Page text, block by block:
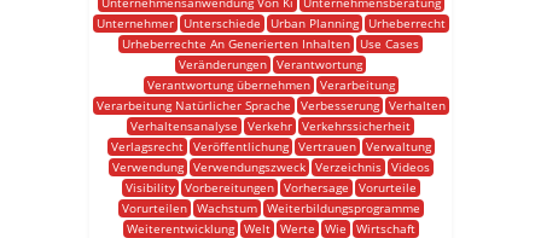
Unternehmer
Unterschiede Urban Planning
Urheberrecht
Urheberrechte An Generierten Inhalten
Use Cases
Veränderungen Verantwortung
Verantwortung übernehmen
Verarbeitung
Verarbeitung Natürlicher Sprache
Verbesserung
Verhalten
Verhaltensanalyse
Verkehr Verkehrssicherheit
Verlagsrecht
Veröffentlichung Vertrauen
Verwaltung
Verwendung
Verwendungszweck Verzeichnis
Videos
Visibility
Vorbereitungen Vorhersage
Vorurteile
Vorurteilen
Wachstum
Weiterbildungsprogramme
Weiterentwicklung
Welt Werte Wie
Wirtschaft